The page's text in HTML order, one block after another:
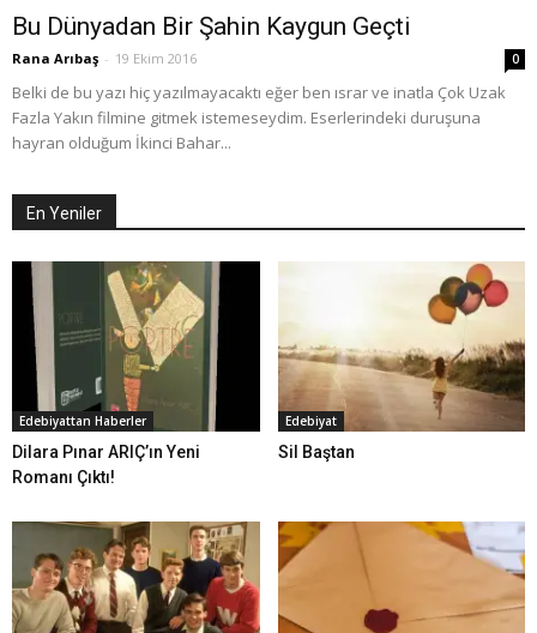
Bu Dünyadan Bir Şahin Kaygun Geçti
Rana Arıbaş - 19 Ekim 2016 0
Belki de bu yazı hiç yazılmayacaktı eğer ben ısrar ve inatla Çok Uzak
Fazla Yakın filmine gitmek istemeseydim. Eserlerindeki duruşuna
hayran olduğum İkinci Bahar...
En Yeniler
Edebiyattan Haberler
Dilara Pınar ARIÇ’ın Yeni
Romanı Çıktı!
Edebiyat
Sil Baştan